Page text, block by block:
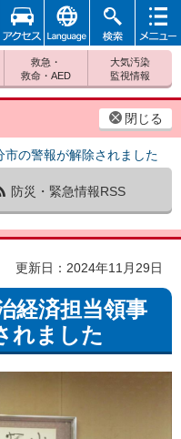
閉じる
の警報が解除されました
防災・緊急情報RSS
救急・
救命・AED
大気汚染
監視情報
アクセ
ス
foreign 検索
メニュ
更新日：2024年11月29日
経済担当領事
れました